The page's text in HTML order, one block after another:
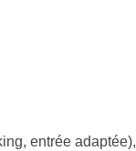
entrée adaptée),